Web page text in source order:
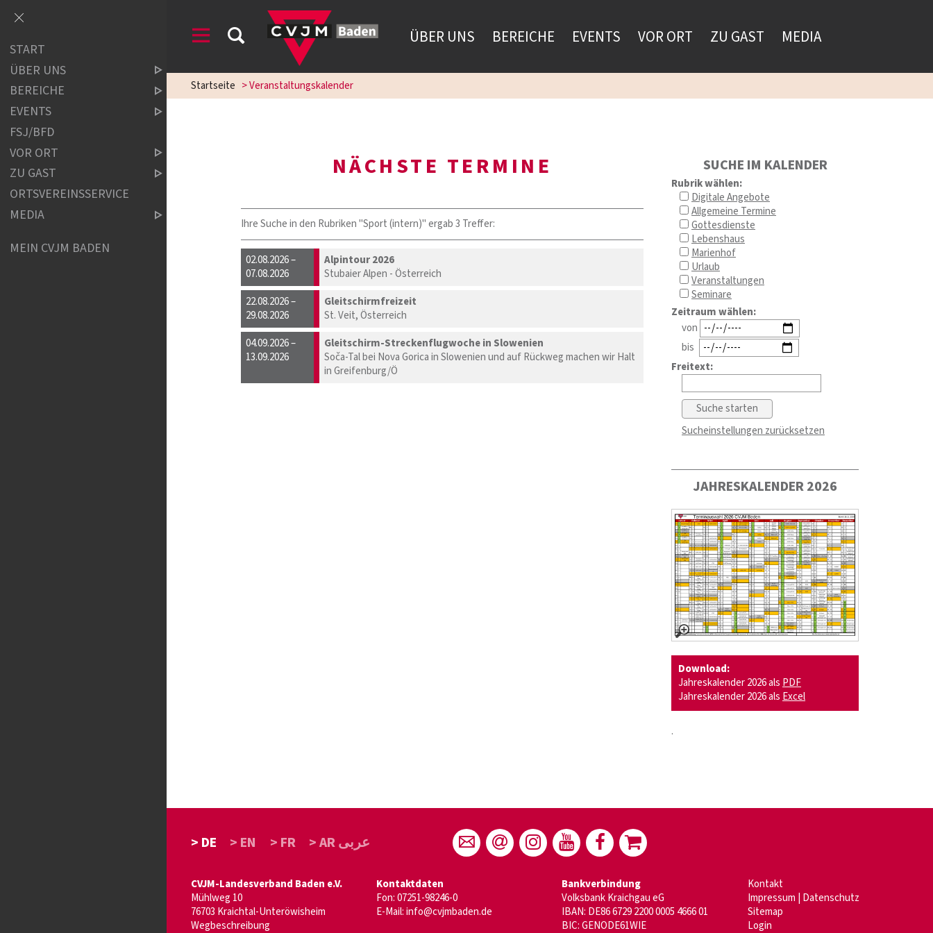
ÜBER UNS BEREICHE EVENTS VOR ORT ZU GAST MEDIA
Startseite > Veranstaltungskalender
NÄCHSTE TERMINE SUCHE IM KALENDER
Rubrik wählen:
Digitale Angebote
Allgemeine Termine
Gottesdienste
Lebenshaus
Marienhof
Urlaub
Veranstaltungen
Seminare
Zeitraum wählen:
von
bis
Freitext:
Sucheinstellungen zurücksetzen
JAHRESKALENDER 2026
Download:
Jahreskalender 2026 alsPDF
Jahreskalender 2026 alsExcel
.
Ihre Suche in den Rubriken "Sport (intern)" ergab 3 Treffer:
02.08.2026 –
07.08.2026
Alpintour 2026
Stubaier Alpen - Österreich
22.08.2026 –
29.08.2026
Gleitschirmfreizeit
St. Veit, Österreich
04.09.2026 –
13.09.2026
Gleitschirm-Streckenflugwoche in Slowenien
Soča-Tal bei Nova Gorica in Slowenien und auf Rückweg machen wir Halt
in Greifenburg/Ö
> DE > EN > FR > AR عربى
CVJM-Landesverband Baden e.V.
Mühlweg 10
76703 Kraichtal-Unteröwisheim
Wegbeschreibung
Kontaktdaten
Fon: 07251-98246-0
E-Mail:info@cvjmbaden.de
Bankverbindung
Volksbank Kraichgau eG
IBAN: DE86 6729 2200 0005 4666 01
BIC: GENODE61WIE
Kontakt
Impressum Datenschutz
Sitemap
Login
START
ÜBER UNS
BEREICHE
EVENTS
FSJ/BFD
VOR ORT
ZU GAST
ORTSVEREINSSERVICE
MEDIA
MEIN CVJM BADEN